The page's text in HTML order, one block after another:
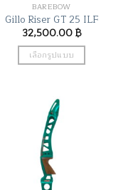
product
page
BAREBOW
Gillo Riser GT 25 ILF
32,500.00฿
เลือกรูปแบบ
has
multiple
variants.
The
options
may